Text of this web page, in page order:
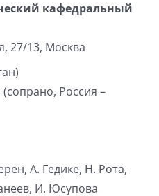
кафедральный
27/13, Москва
Россия –
А. Гедике, Н. Рота,
И. Юсупова